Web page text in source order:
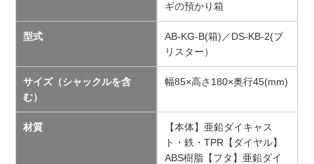
ギの預かり箱
型式
AB-KG-B(箱)／DS-KB-2(ブ
リスター）
サイズ（シャックルを含
む）
幅85×高さ180×奥行45(mm)
材質
【本体】亜鉛ダイキャス
ト・鉄・TPR【ダイヤル】
ABS樹脂【フタ】亜鉛ダイ